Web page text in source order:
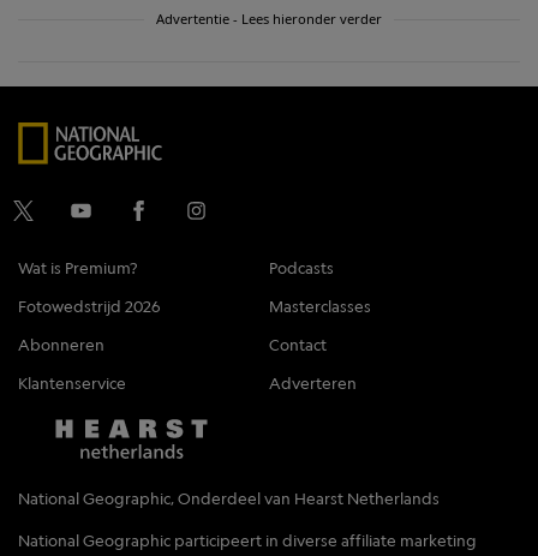
Advertentie - Lees hieronder verder
Wat is Premium?
Podcasts
Fotowedstrijd 2026
Masterclasses
Abonneren
Contact
Klantenservice
Adverteren
National Geographic, Onderdeel van Hearst Netherlands
National Geographic participeert in diverse affiliate marketing